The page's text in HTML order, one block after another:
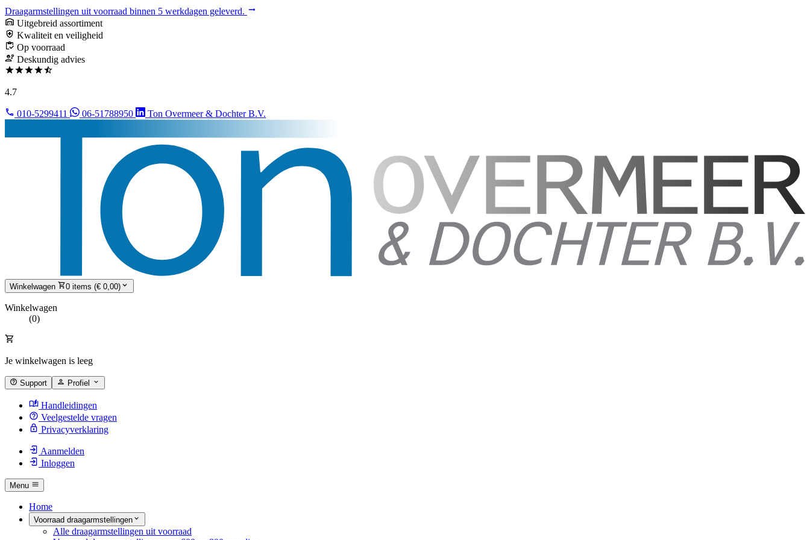
Draagarmstellingen uit voorraad binnen 5 werkdagen geleverd.
Uitgebreid assortiment
Kwaliteit en veiligheid
Op voorraad
Deskundig advies
4.7
010-5299411 06-51788950 Ton Overmeer & Dochter B.V.
Winkelwagen 0 items (€ 0,00)
Winkelwagen
(0)
Je winkelwagen is leeg
Support Profiel
Handleidingen
Veelgestelde vragen
Privacyverklaring
Aanmelden
Inloggen
Menu
Home
Voorraad draagarmstellingen
Alle draagarmstellingen uit voorraad